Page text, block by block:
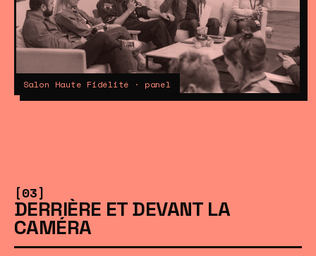
Salon Haute Fidélité · panel
[03]
DERRIÈRE ET DEVANT LA
CAMÉRA